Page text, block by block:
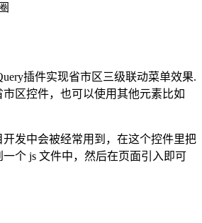
插件实现省市区三级联动菜单效果.
区控件，也可以使用其他元素比如
发中会被经常用到，在这个控件里把
个 js 文件中，然后在页面引入即可